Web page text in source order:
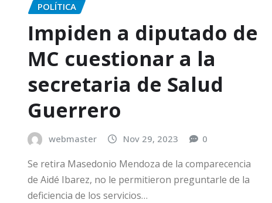
POLÍTICA
Impiden a diputado de
MC cuestionar a la
secretaria de Salud
Guerrero
webmaster Nov 29, 2023 0
Se retira Masedonio Mendoza de la comparecencia
de Aidé Ibarez, no le permitieron preguntarle de la
deficiencia de los servicios…